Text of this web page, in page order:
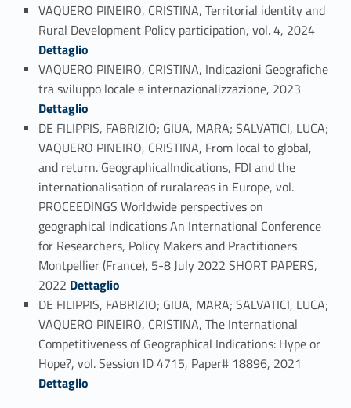
VAQUERO PINEIRO, CRISTINA, Territorial identity and
Rural Development Policy participation, vol. 4, 2024
Dettaglio
VAQUERO PINEIRO, CRISTINA, Indicazioni Geografiche
tra sviluppo locale e internazionalizzazione, 2023
Dettaglio
DE FILIPPIS, FABRIZIO; GIUA, MARA; SALVATICI, LUCA;
VAQUERO PINEIRO, CRISTINA, From local to global,
and return. GeographicalIndications, FDI and the
internationalisation of ruralareas in Europe, vol.
PROCEEDINGS Worldwide perspectives on
geographical indications An International Conference
for Researchers, Policy Makers and Practitioners
Montpellier (France), 5-8 July 2022 SHORT PAPERS,
2022 Link identifier #identifier_person_48223-30
Dettaglio
DE FILIPPIS, FABRIZIO; GIUA, MARA; SALVATICI, LUCA;
VAQUERO PINEIRO, CRISTINA, The International
Competitiveness of Geographical Indications: Hype or
Hope?, vol. Session ID 4715, Paper# 18896, 2021
Dettaglio